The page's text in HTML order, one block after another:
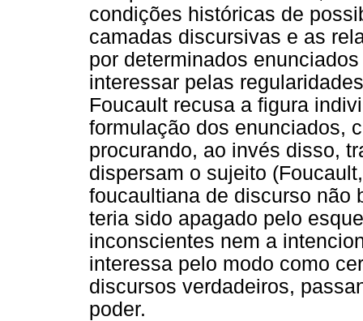
condições históricas de
camadas discursivas e as
por determinados
interessar pelas
Foucault recusa a figura
formulação dos enunciados,
procurando, ao invés disso,
dispersam o sujeito
foucaultiana de discurso não
teria sido apagado pelo
inconscientes nem a
interessa pelo modo como
discursos verdadeiros,
poder.